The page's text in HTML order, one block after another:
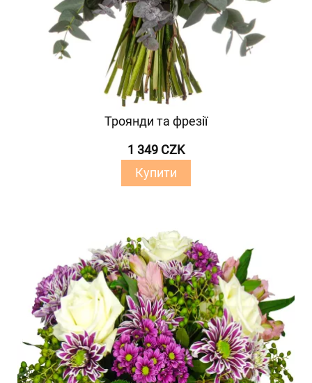
Троянди та фрезії
1 349 CZK
Купити